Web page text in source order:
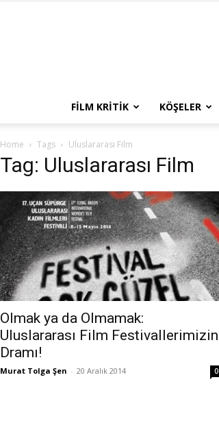
FILM KRITIK KÖŞELER
Home Tags Uluslararası Film
Tag: Uluslararası Film
Olmak ya da Olmamak:
Uluslararası Film Festivallerimizin
Dramı!
Murat Tolga Şen - 20 Aralık 2014 0